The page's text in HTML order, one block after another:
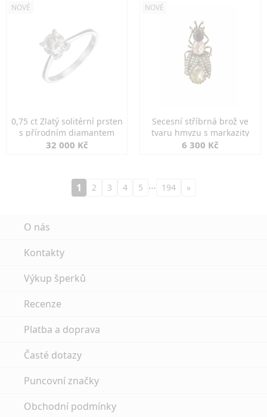
NOVÉ
0,75 ct Zlatý solitérní prsten
s přírodním diamantem
32 000 Kč
NOVÉ
Secesní stříbrná brož ve
tvaru hmyzu s markazity
6 300 Kč
1 2 3 4 5 … 194 »
O nás
Kontakty
Výkup šperků
Recenze
Platba a doprava
Časté dotazy
Puncovní značky
Obchodní podmínky